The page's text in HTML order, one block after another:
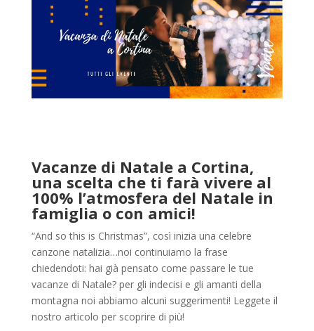
Vacanze di Natale a Cortina,
una scelta che ti farà vivere al
100% l’atmosfera del Natale in
famiglia o con amici!
“And so this is Christmas”, così inizia una celebre
canzone natalizia…noi continuiamo la frase
chiedendoti: hai già pensato come passare le tue
vacanze di Natale? per gli indecisi e gli amanti della
montagna noi abbiamo alcuni suggerimenti! Leggete il
nostro articolo per scoprire di più!